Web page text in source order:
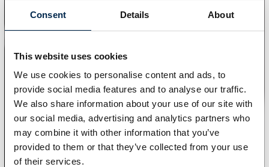
Consent Details About
This website uses cookies
We use cookies to personalise content and ads, to
provide social media features and to analyse our traffic.
We also share information about your use of our site with
our social media, advertising and analytics partners who
may combine it with other information that you’ve
provided to them or that they’ve collected from your use
of their services.